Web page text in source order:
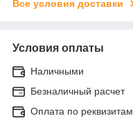
Все условия доставки
Условия оплаты
Наличными
Безналичный расчет
Оплата по реквизитам